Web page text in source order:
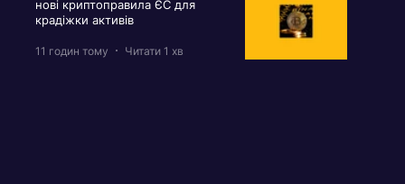
нові криптоправила ЄС для
крадіжки активів
11 годин тому Читати 1 хв